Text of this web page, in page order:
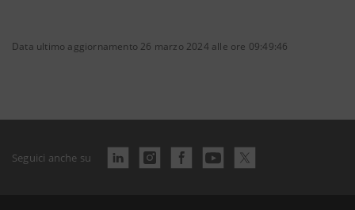
Data ultimo aggiornamento 26 marzo 2024 alle ore 09:49:46
Seguici anche su